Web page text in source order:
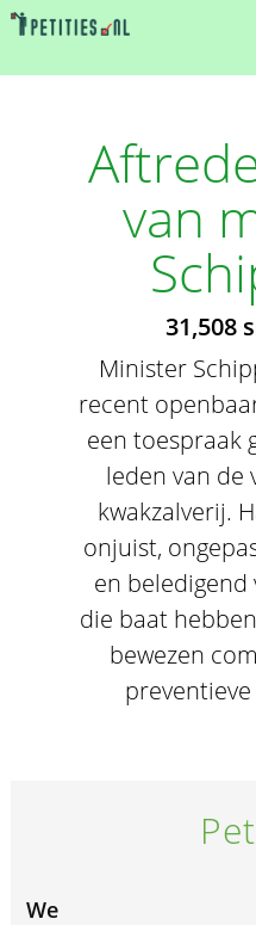
van
31,508
Minister
recent
een toespraak
leden van de
kwakzalverij.
onjuist,
en
die baat
bewezen
We